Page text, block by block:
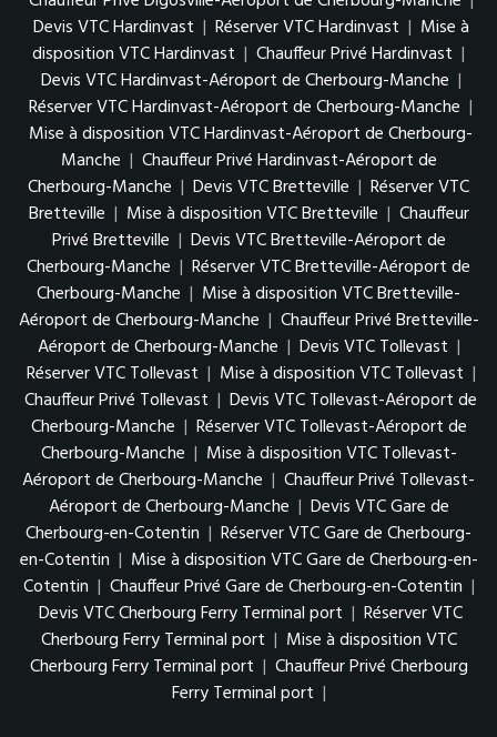
Devis VTC Hardinvast | Réserver VTC Hardinvast | Mise à
disposition VTC Hardinvast | Chauffeur Privé Hardinvast |
Devis VTC Hardinvast-Aéroport de Cherbourg-Manche |
Réserver VTC Hardinvast-Aéroport de Cherbourg-Manche |
Mise à disposition VTC Hardinvast-Aéroport de Cherbourg-
Manche | Chauffeur Privé Hardinvast-Aéroport de
Cherbourg-Manche | Devis VTC Bretteville | Réserver VTC
Bretteville | Mise à disposition VTC Bretteville | Chauffeur
Privé Bretteville | Devis VTC Bretteville-Aéroport de
Cherbourg-Manche | Réserver VTC Bretteville-Aéroport de
Cherbourg-Manche | Mise à disposition VTC Bretteville-
Aéroport de Cherbourg-Manche | Chauffeur Privé Bretteville-
Aéroport de Cherbourg-Manche | Devis VTC Tollevast |
Réserver VTC Tollevast | Mise à disposition VTC Tollevast |
Chauffeur Privé Tollevast | Devis VTC Tollevast-Aéroport de
Cherbourg-Manche | Réserver VTC Tollevast-Aéroport de
Cherbourg-Manche | Mise à disposition VTC Tollevast-
Aéroport de Cherbourg-Manche | Chauffeur Privé Tollevast-
Aéroport de Cherbourg-Manche | Devis VTC Gare de
Cherbourg-en-Cotentin | Réserver VTC Gare de Cherbourg-
en-Cotentin | Mise à disposition VTC Gare de Cherbourg-en-
Cotentin | Chauffeur Privé Gare de Cherbourg-en-Cotentin |
Devis VTC Cherbourg Ferry Terminal port | Réserver VTC
Cherbourg Ferry Terminal port | Mise à disposition VTC
Cherbourg Ferry Terminal port | Chauffeur Privé Cherbourg
Ferry Terminal port |